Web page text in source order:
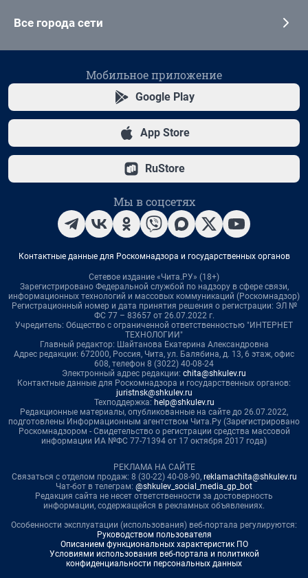
Все города сети
Мобильное приложение
Google Play
App Store
RuStore
Мы в соцсетях
Контактные данные для Роскомнадзора и государственных органов
Сетевое издание «Чита.РУ» (18+)
Зарегистрировано Федеральной службой по надзору в сфере связи,
информационных технологий и массовых коммуникаций (Роскомнадзор)
Регистрационный номер и дата принятия решения о регистрации: ЭЛ №
ФС 77 – 83657 от 26.07.2022 г.
Учредитель: Общество с ограниченной ответственностью "ИНТЕРНЕТ
ТЕХНОЛОГИИ"
Главный редактор: Шайтанова Екатерина Александровна
Адрес редакции: 672000, Россия, Чита, ул. Балябина, д. 13, 6 этаж, офис
608, телефон 8 (3022) 40-08-24
Электронный адрес редакции: chita@shkulev.ru
Контактные данные для Роскомнадзора и государственных органов:
juristnsk@shkulev.ru
Техподдержка: help@shkulev.ru
Редакционные материалы, опубликованные на сайте до 26.07.2022,
подготовлены Информационным агентством Чита.Ру (Зарегистрировано
Роскомнадзором - Свидетельство о регистрации средства массовой
информации ИА №ФС 77-71394 от 17 октября 2017 года)
РЕКЛАМА НА САЙТЕ
Связаться с отделом продаж: 8 (30-22) 40-08-90, reklamachita@shkulev.ru
Чат-бот в телеграм: @shkulev_social_media_gp_bot
Редакция сайта не несет ответственности за достоверность
информации, содержащейся в рекламных объявлениях.
Особенности эксплуатации (использования) веб-портала регулируются:
Руководством пользователя
Описанием функциональных характеристик ПО
Условиями использования веб-портала и политикой
конфиденциальности персональных данных